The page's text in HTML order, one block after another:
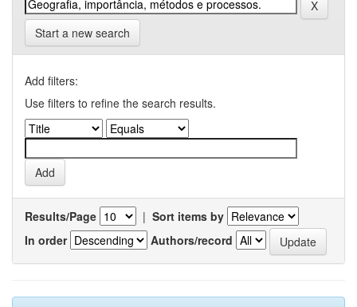
Start a new search
Add filters:
Use filters to refine the search results.
Results/Page | Sort items by
In order
Authors/record